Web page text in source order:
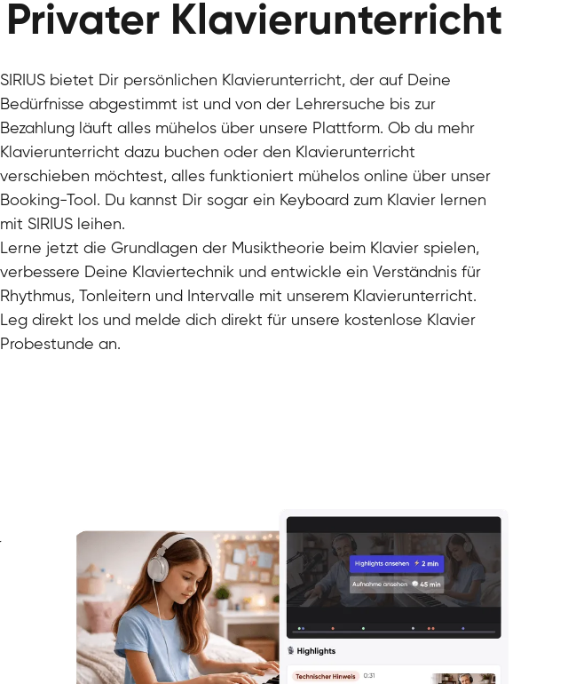
Charlotte
Klavier / Piano / Flügel
Klavier / Piano / Flügel
Klavier / Piano / Flügel
Klavier / Piano / Flügel
Klavier / Piano / Flügel
Klavier / Piano / Flügel
Klavier / Piano / Flügel
Privater Klavierunterricht
SIRIUS bietet Dir persönlichen Klavierunterricht, der auf Deine
Bedürfnisse abgestimmt ist und von der Lehrersuche bis zur
Bezahlung läuft alles mühelos über unsere Plattform. Ob du mehr
Klavierunterricht dazu buchen oder den Klavierunterricht
verschieben möchtest, alles funktioniert mühelos online über unser
Booking-Tool. Du kannst Dir sogar ein Keyboard zum Klavier lernen
mit SIRIUS leihen.
Lerne jetzt die Grundlagen der Musiktheorie beim Klavier spielen,
verbessere Deine Klaviertechnik und entwickle ein Verständnis für
Rhythmus, Tonleitern und Intervalle mit unserem Klavierunterricht.
Leg direkt los und melde dich direkt für unsere kostenlose Klavier
Probestunde an.